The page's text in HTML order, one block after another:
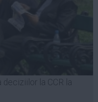
deciziilor la CCR la